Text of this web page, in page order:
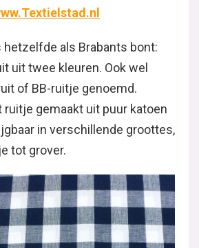
hetzelfde als Brabants bont:
uit twee kleuren. Ook wel
of BB-ruitje genoemd.
ruitje gemaakt uit puur katoen
in verschillende groottes,
tot grover.